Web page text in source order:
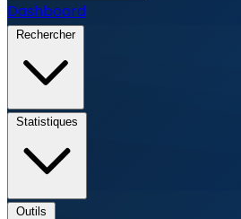
Dashboard
Rechercher
Statistiques
Outils